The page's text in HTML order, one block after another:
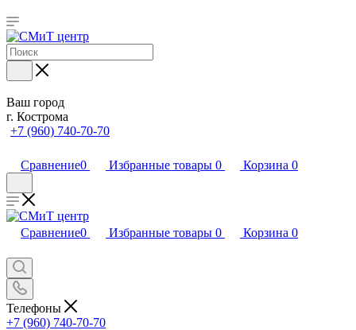
Ваш город
г. Кострома
+7 (960) 740-70-70
Сравнение0 Избранные товары 0 Корзина 0
Сравнение0 Избранные товары 0 Корзина 0
Телефоны
+7 (960) 740-70-70